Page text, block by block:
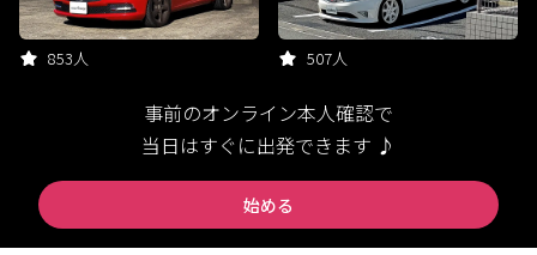
853人 507人
事前のオンライン本人確認で
当日はすぐに出発できます ♪
始める